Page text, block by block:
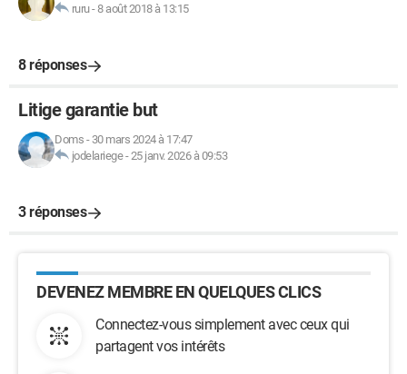
ruru-8 août 2018 à 13:15
8 réponses
Litige garantie but
Doms - 30 mars 2024 à 17:47
jodelariege-25 janv. 2026 à 09:53
3 réponses
DEVENEZ MEMBRE EN QUELQUES CLICS
Connectez-vous simplement avec ceux qui
partagent vos intérêts